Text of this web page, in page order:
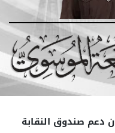
دعم صندوق النقابة